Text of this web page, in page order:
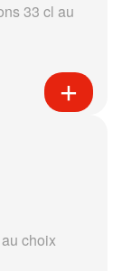
33 cl au
choix